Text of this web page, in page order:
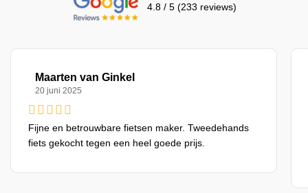
4.8 / 5 (233 reviews)
Maarten van Ginkel
20 juni 2025
Fijne en betrouwbare fietsen maker. Tweedehands
fiets gekocht tegen een heel goede prijs.